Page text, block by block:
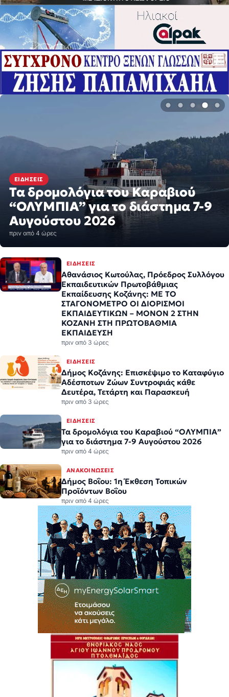
ΕΙΔΉΣΕΙΣ
Τα δρομολόγια του Καραβιού
“ΟΛΥΜΠΙΑ” για το διάστημα 7-9
Αυγούστου 2026
πριν από 4 ώρες
ΕΙΔΉΣΕΙΣ
Αθανάσιος Κωτούλας, Πρόεδρος Συλλόγου
Εκπαιδευτικών Πρωτοβάθμιας
Εκπαίδευσης Κοζάνης: ΜΕ ΤΟ
ΣΤΑΓΟΝΟΜΕΤΡΟ ΟΙ ΔΙΟΡΙΣΜΟΙ
ΕΚΠΑΙΔΕΥΤΙΚΩΝ – ΜΟΝΟΝ 2 ΣΤΗΝ
ΚΟΖΑΝΗ ΣΤΗ ΠΡΩΤΟΒΑΘΜΙΑ
ΕΚΠΑΙΔΕΥΣΗ
πριν από 3 ώρες
ΕΙΔΉΣΕΙΣ
Δήμος Κοζάνης: Επισκέψιμο το Καταφύγιο
Αδέσποτων Ζώων Συντροφιάς κάθε
Δευτέρα, Τετάρτη και Παρασκευή
πριν από 3 ώρες
ΕΙΔΉΣΕΙΣ
Τα δρομολόγια του Καραβιού “ΟΛΥΜΠΙΑ”
για το διάστημα 7-9 Αυγούστου 2026
πριν από 4 ώρες
ΑΝΑΚΟΙΝΏΣΕΙΣ
Δήμος Βοΐου: 1η Έκθεση Τοπικών
Προϊόντων Βοΐου
πριν από 4 ώρες